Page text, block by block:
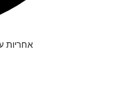
אחריות